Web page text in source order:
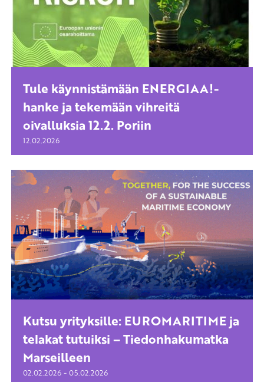
Tule käynnistämään ENERGIAA!-
hanke ja tekemään vihreitä
oivalluksia 12.2. Poriin
12.02.2026
Kutsu yrityksille: EUROMARITIME ja
telakat tutuiksi – Tiedonhakumatka
Marseilleen
02.02.2026 - 05.02.2026